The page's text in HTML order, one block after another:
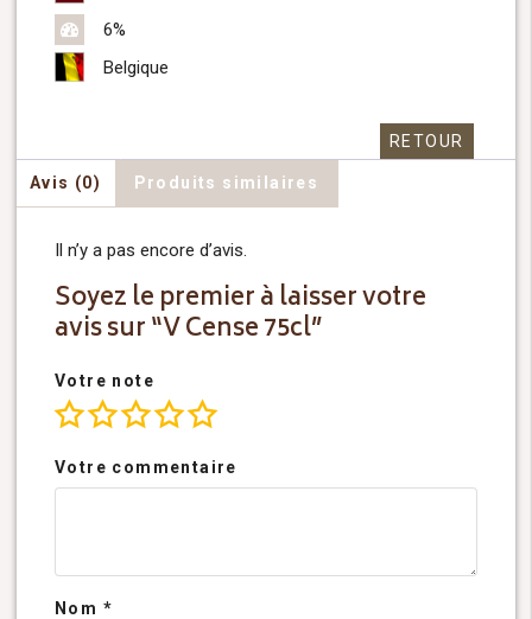
6%
Belgique
RETOUR
Avis (0) Produits similaires
Il n’y a pas encore d’avis.
Soyez le premier à laisser votre
avis sur “V Cense 75cl”
Votre note
Votre commentaire
Nom *